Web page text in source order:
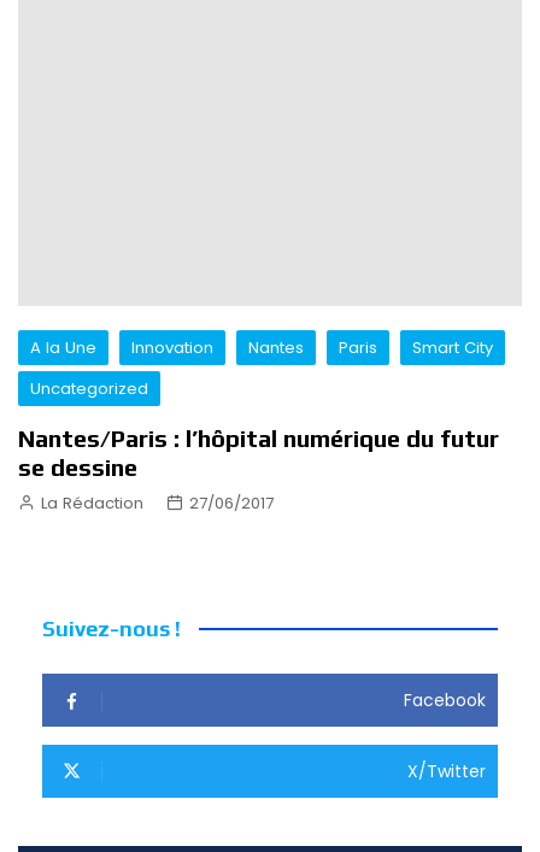
A la Une Innovation Nantes Paris
Smart City
Uncategorized
Nantes/Paris : l’hôpital numérique du futur
se dessine
La Rédaction 27/06/2017
Suivez-nous !
Facebook
X/Twitter